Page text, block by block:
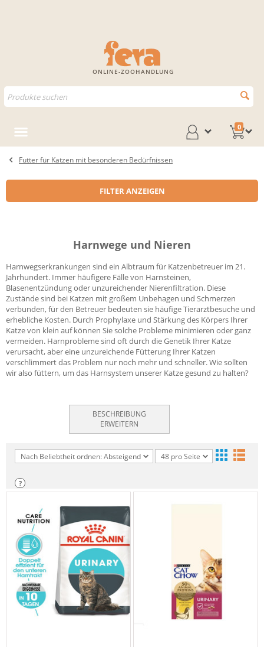
ONLINE-ZOOHANDLUNG
0
Futter für Katzen mit besonderen Bedürfnissen
FILTER ANZEIGEN
Harnwege und Nieren
Harnwegserkrankungen sind ein Albtraum für Katzenbetreuer im 21.
Jahrhundert. Immer häufigere Fälle von Harnsteinen,
Blasenentzündung oder unzureichender Nierenfiltration. Diese
Zustände sind bei Katzen mit großem Unbehagen und Schmerzen
verbunden, für den Betreuer bedeuten sie häufige Tierarztbesuche und
erhebliche Kosten. Durch Prophylaxe und Stärkung des Körpers Ihrer
Katze von klein auf können Sie solche Probleme minimieren oder ganz
vermeiden. Harnprobleme sind oft durch die Genetik Ihrer Katze
verursacht, aber eine unzureichende Fütterung Ihrer Katzen
verschlimmert das Problem nur noch mehr und schneller. Wie sollten
wir also füttern, um das Harnsystem unserer Katze gesund zu halten?
BESCHREIBUNG
ERWEITERN
Nach Beliebtheit ordnen: Absteigend 48 pro Seite
?